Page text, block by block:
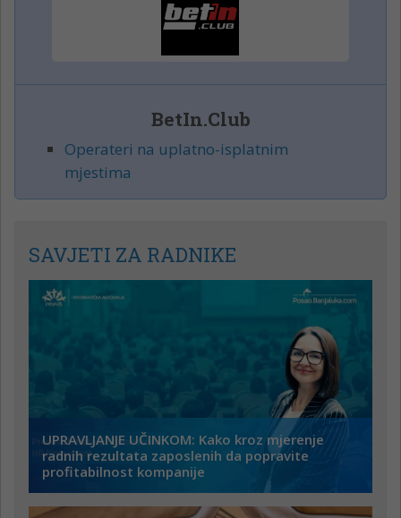
BetIn.Club
Operateri na uplatno-isplatnim
mjestima
SAVJETI ZA RADNIKE
UPRAVLJANJE UČINKOM: Kako kroz mjerenje
radnih rezultata zaposlenih da popravite
profitabilnost kompanije